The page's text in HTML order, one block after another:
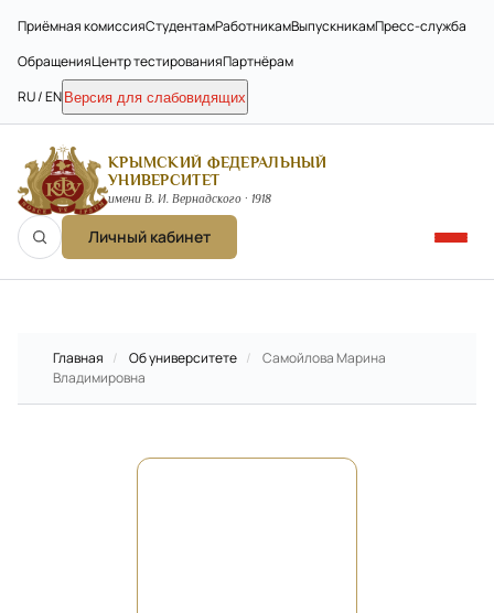
Приёмная комиссияСтудентамРаботникамВыпускникамПресс-служба
ОбращенияЦентр тестированияПартнёрам
RU / EN Версия для слабовидящих
КРЫМСКИЙ ФЕДЕРАЛЬНЫЙ
УНИВЕРСИТЕТ
имени В. И. Вернадского · 1918
Личный кабинет
Главная / Об университете /
Самойлова Марина
Владимировна